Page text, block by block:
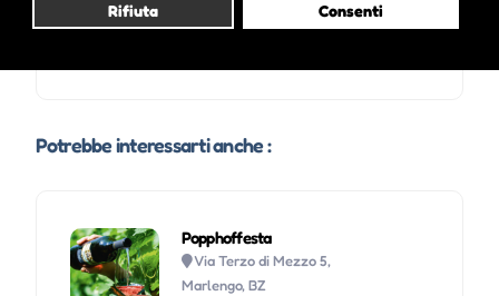
Rifiuta Consenti
Potrebbe interessarti anche :
Popphoffesta
Via Terzo di Mezzo 5,
Marlengo, BZ